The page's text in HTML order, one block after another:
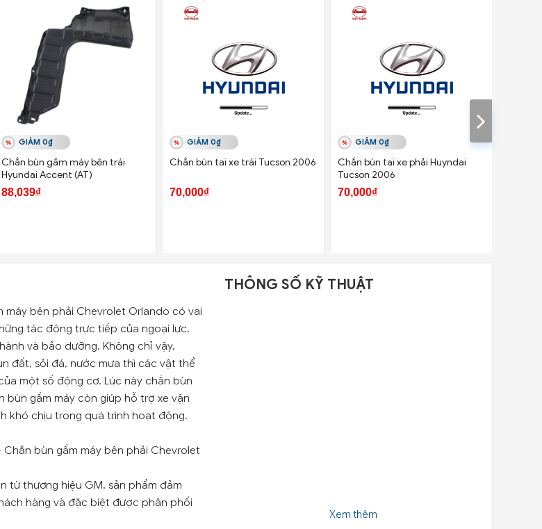
GIẢM 0₫
Chắn bùn gầm máy bên trái
Hyundai Accent (AT)
88,039₫
GIẢM 0₫
Chắn bùn tai xe trái Tucson 2006
70,000₫
GIẢM 0₫
Chắn bùn tai xe phải Huyndai
Tucson 2006
70,000₫
máy bên phải Chevrolet Orlando có vai
tác động trực tiếp của ngoại lực.
và bảo dưỡng. Không chỉ vậy,
đất, sỏi đá, nước mưa thì các vật thể
một số động cơ. Lúc này chắn bùn
bùn gầm máy còn giúp hỗ trợ xe vận
khó chịu trong quá trình hoạt động.
bùn gầm máy bên phải Chevrolet
từ thương hiệu GM, sản phẩm đảm
hàng và đặc biệt được phân phối
THÔNG SỐ KỸ THUẬT
Xem thêm